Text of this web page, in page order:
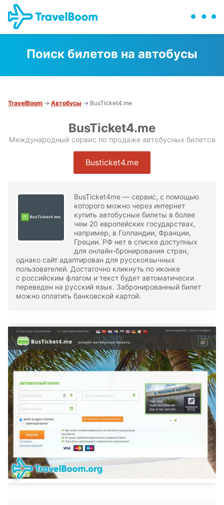
Поиск билетов на автобусы
TravelBoom → Автобусы → BusTicket4.me
BusTicket4.me
Международный сервис по продаже автобусных билетов
Busticket4.me
BusTicket4me — сервис, с помощью
которого можно через интернет
купить автобусные билеты в более
чем 20 европейских государствах,
например, в Голландии, Франции,
Греции. РФ нет в списке доступных
для онлайн-бронирования стран,
однако сайт адаптирован для русскоязычных
пользователей. Достаточно кликнуть по иконке
с российским флагом и текст будет автоматически
переведен на русский язык. Забронированный билет
можно оплатить банковской картой.